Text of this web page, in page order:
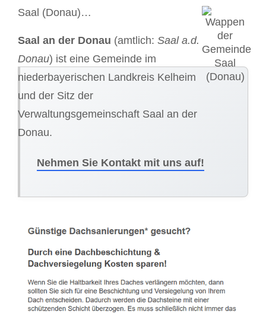
Saal (Donau)…
Saal an der Donau (amtlich: Saal a.d.
Donau) ist eine Gemeinde im
niederbayerischen Landkreis Kelheim
und der Sitz der
Verwaltungsgemeinschaft Saal an der
Donau.
Nehmen Sie Kontakt mit uns auf!